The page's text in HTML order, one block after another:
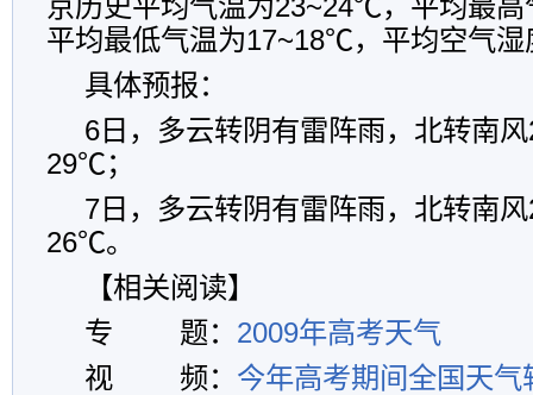
京历史平均气温为23~24℃，平均最
平均最低气温为17~18℃，平均空气湿
具体预报：
6日，多云转阴有雷阵雨，北转南
29℃；
7日，多云转阴有雷阵雨，北转南
26℃。
【相关阅读】
专 题： 2009年高考天气
视 频： 今年高考期间全国天